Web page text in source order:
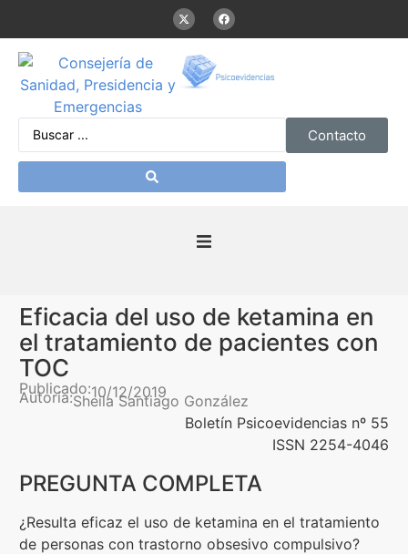
Contacto
Presentación
De interés
Contenidos Psicoevidencias
Formación
Boletín
Eficacia del uso de ketamina en
el tratamiento de pacientes con
TOC
Publicado:10/12/2019
Autoría:Sheila Santiago González
Boletín Psicoevidencias nº 55
ISSN 2254-4046
PREGUNTA COMPLETA
¿Resulta eficaz el uso de ketamina en el tratamiento
de personas con trastorno obsesivo compulsivo?